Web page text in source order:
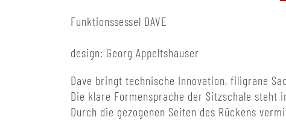
Funktionssessel DAVE
design: Georg Appeltshauser
Dave bringt technische Innovation, filigrane
Die klare Formensprache der Sitzschale steht
Durch die gezogenen Seiten des Rückens